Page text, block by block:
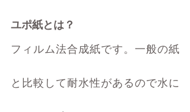
ユポ紙とは？
フィルム法合成紙です。一般の紙
と比較して耐水性があるので水に